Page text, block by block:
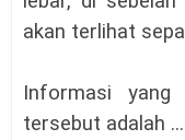
akan terlihat
Informasi
tersebut adalah ...